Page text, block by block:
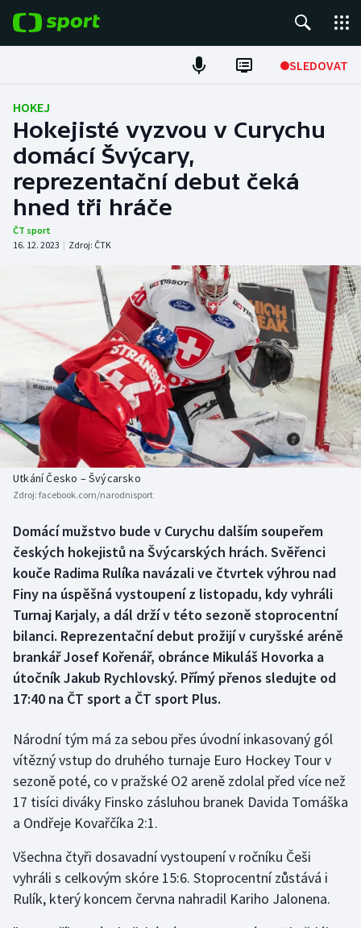
SLEDOVAT
Fotbal
Hokej
Tenis
Atletika
Americký fotbal
Baseball a softbal
Basketbal
Biatlon
Boby a skeleton
Box
Curling
Dostihy
Florbal
Futsal
Gymnastika
Házená
Judo
NEPŘEHLÉDNĚTE
Soutěže
Historické návraty
Aplikace ČT sport
AZ kvíz
HOKEJ
Hokejisté vyzvou v Curychu
domácí Švýcary,
reprezentační debut čeká
hned tři hráče
ČT sport
16. 12. 2023 | Zdroj: ČTK
Utkání Česko – Švýcarsko
Zdroj: facebook.com/narodnisport
Domácí mužstvo bude v Curychu dalším soupeřem
českých hokejistů na Švýcarských hrách. Svěřenci
kouče Radima Rulíka navázali ve čtvrtek výhrou nad
Finy na úspěšná vystoupení z listopadu, kdy vyhráli
Turnaj Karjaly, a dál drží v této sezoně stoprocentní
bilanci. Reprezentační debut prožijí v curyšské aréně
brankář Josef Kořenář, obránce Mikuláš Hovorka a
útočník Jakub Rychlovský. Přímý přenos sledujte od
17:40 na ČT sport a ČT sport Plus.
Národní tým má za sebou přes úvodní inkasovaný gól
vítězný vstup do druhého turnaje Euro Hockey Tour v
sezoně poté, co v pražské O2 areně zdolal před více než
17 tisíci diváky Finsko zásluhou branek Davida Tomáška
a Ondřeje Kovařčíka 2:1.
Všechna čtyři dosavadní vystoupení v ročníku Češi
vyhráli s celkovým skóre 15:6. Stoprocentní zůstává i
Rulík, který koncem června nahradil Kariho Jalonena.